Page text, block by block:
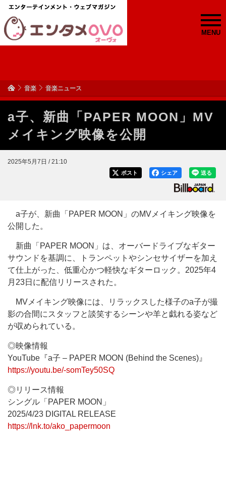
MENU
音楽 音楽ニュース
a子、新曲「PAPER MOON」MV
メイキング映像を公開
2025年5月7日 / 21:10
送る
シェア
ポスト
a子が、新曲「PAPER MOON」のMVメイキング映像を
公開した。
新曲「PAPER MOON」は、オーバードライブなギター
サウンドを基調に、トランペットやシンセサイザーを加え
て仕上がった、低重心かつ軽快なギターロック。2025年4
月23日に配信リリースされた。
MVメイキング映像には、リラックスした様子のa子が撮
影の合間にスタッフと談笑するシーンや羊と戯れる姿など
が収められている。
◎映像情報
YouTube『a子 – PAPER MOON (Behind the Scenes)』
https://youtu.be/-somTey50SQ
◎リリース情報
シングル「PAPER MOON」
2025/4/23 DIGITAL RELEASE
https://lnk.to/ako_papermoon